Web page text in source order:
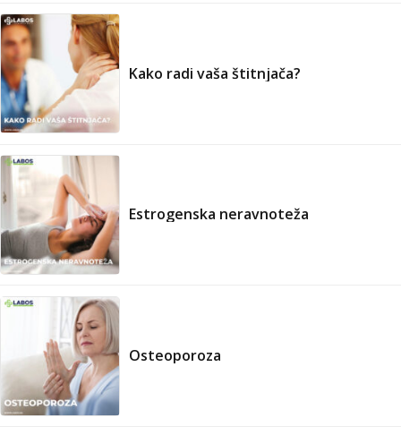
Kako radi vaša štitnjača?
Estrogenska neravnoteža
Osteoporoza